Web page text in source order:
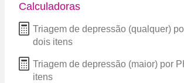
Calculadoras
Triagem de depressão (qualquer)
dois itens
Triagem de depressão (maior) por
itens